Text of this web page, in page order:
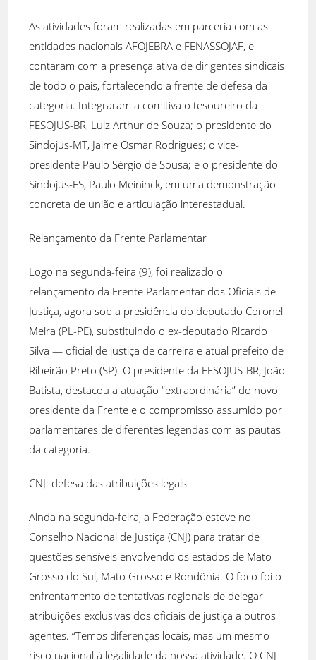
As atividades foram realizadas em parceria com as
entidades nacionais AFOJEBRA e FENASSOJAF, e
contaram com a presença ativa de dirigentes sindicais
de todo o país, fortalecendo a frente de defesa da
categoria. Integraram a comitiva o tesoureiro da
FESOJUS-BR, Luiz Arthur de Souza; o presidente do
Sindojus-MT, Jaime Osmar Rodrigues; o vice-
presidente Paulo Sérgio de Sousa; e o presidente do
Sindojus-ES, Paulo Meininck, em uma demonstração
concreta de união e articulação interestadual.
Relançamento da Frente Parlamentar
Logo na segunda-feira (9), foi realizado o
relançamento da Frente Parlamentar dos Oficiais de
Justiça, agora sob a presidência do deputado Coronel
Meira (PL-PE), substituindo o ex-deputado Ricardo
Silva — oficial de justiça de carreira e atual prefeito de
Ribeirão Preto (SP). O presidente da FESOJUS-BR, João
Batista, destacou a atuação “extraordinária” do novo
presidente da Frente e o compromisso assumido por
parlamentares de diferentes legendas com as pautas
da categoria.
CNJ: defesa das atribuições legais
Ainda na segunda-feira, a Federação esteve no
Conselho Nacional de Justiça (CNJ) para tratar de
questões sensíveis envolvendo os estados de Mato
Grosso do Sul, Mato Grosso e Rondônia. O foco foi o
enfrentamento de tentativas regionais de delegar
atribuições exclusivas dos oficiais de justiça a outros
agentes. “Temos diferenças locais, mas um mesmo
risco nacional à legalidade da nossa atividade. O CNJ